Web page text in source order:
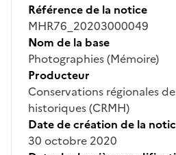
Référence de la notice
MHR76_20203000049
Nom de la base
Photographies (Mémoire)
Producteur
Conservations régionales
historiques (CRMH)
Date de création de la
30 octobre 2020